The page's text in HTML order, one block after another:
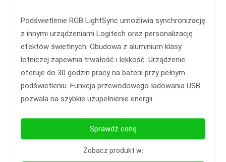
Podświetlenie RGB LightSync umożliwia synchronizację
z innymi urządzeniami Logitech oraz personalizację
efektów świetlnych. Obudowa z aluminium klasy
lotniczej zapewnia trwałość i lekkość. Urządzenie
oferuje do 30 godzin pracy na baterii przy pełnym
podświetleniu. Funkcja przewodowego ładowania USB
pozwala na szybkie uzupełnienie energii.
Sprawdź cenę
Zobacz produkt w: